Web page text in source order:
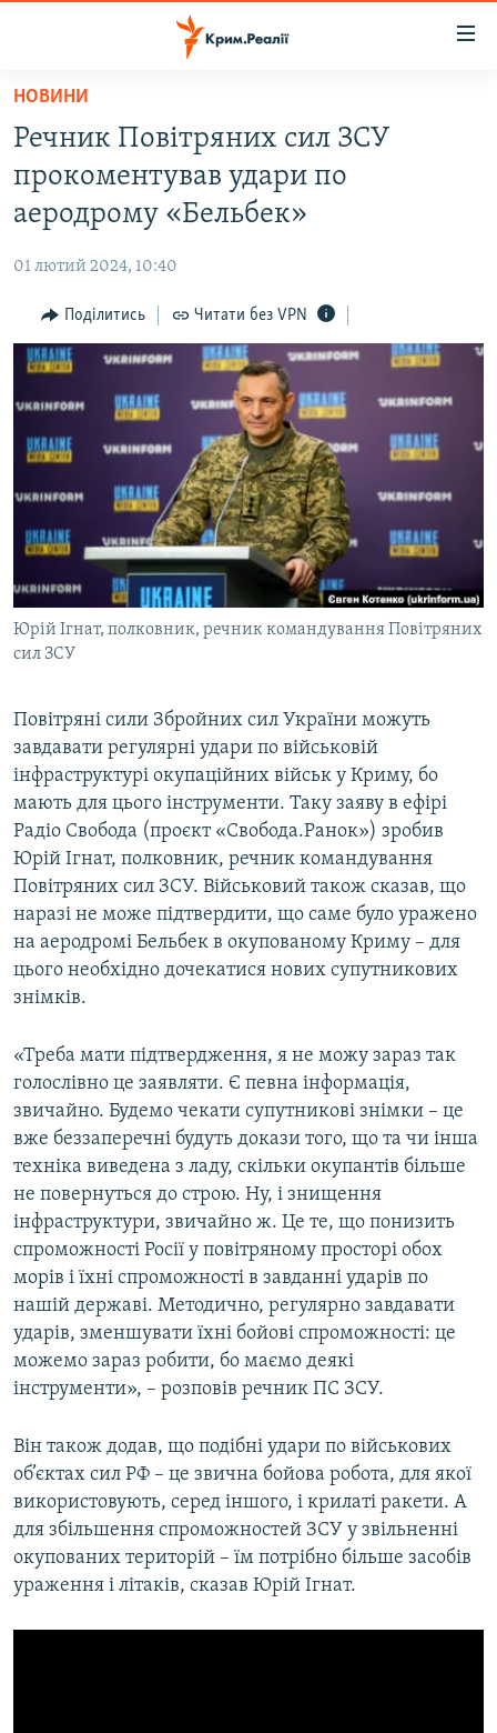
Перейти
основного
матеріалу
Перейти
до
основної
Перейти
до
пошуку
ВІДЕО ТА ФОТО
БЛОГИ
ПОГЛЯД
ІНТЕРВ'Ю
ВСЕ ЗА ДЕНЬ
СПЕЦПРОЕКТИ
ВІДЕОУРОКИ «ELIFBE»
СВІДЧЕННЯ ОКУПАЦІЇ
УКРАЇНСЬКА ПРОБЛЕМА КРИМУ
ІНФОГРАФІКА
ЯК ОБІЙТИ БЛОКУВАННЯ
Русский
ДОЛУЧАЙСЯ!
Усі сайти RFE/RL
НОВИНИ
Речник Повітряних сил ЗСУ
прокоментував удари по
аеродрому «Бельбек»
01 лютий 2024, 10:40
Поділитись Читати без VPN
Юрій Ігнат, полковник, речник командування Повітряних
сил ЗСУ
Повітряні сили Збройних сил України можуть
завдавати регулярні удари по військовій
інфраструктурі окупаційних військ у Криму, бо
мають для цього інструменти. Таку заяву в ефірі
Радіо Свобода (проєкт «Свобода.Ранок») зробив
Юрій Ігнат, полковник, речник командування
Повітряних сил ЗСУ. Військовий також сказав, що
наразі не може підтвердити, що саме було уражено
на аеродромі Бельбек в окупованому Криму – для
цього необхідно дочекатися нових супутникових
знімків.
«Треба мати підтвердження, я не можу зараз так
голослівно це заявляти. Є певна інформація,
звичайно. Будемо чекати супутникові знімки – це
вже беззаперечні будуть докази того, що та чи інша
техніка виведена з ладу, скільки окупантів більше
не повернуться до строю. Ну, і знищення
інфраструктури, звичайно ж. Це те, що понизить
спроможності Росії у повітряному просторі обох
морів і їхні спроможності в завданні ударів по
нашій державі. Методично, регулярно завдавати
ударів, зменшувати їхні бойові спроможності: це
можемо зараз робити, бо маємо деякі
інструменти», – розповів речник ПС ЗСУ.
Він також додав, що подібні удари по військових
об’єктах сил РФ – це звична бойова робота, для якої
використовують, серед іншого, і крилаті ракети. А
для збільшення спроможностей ЗСУ у звільненні
окупованих територій – їм потрібно більше засобів
ураження і літаків, сказав Юрій Ігнат.